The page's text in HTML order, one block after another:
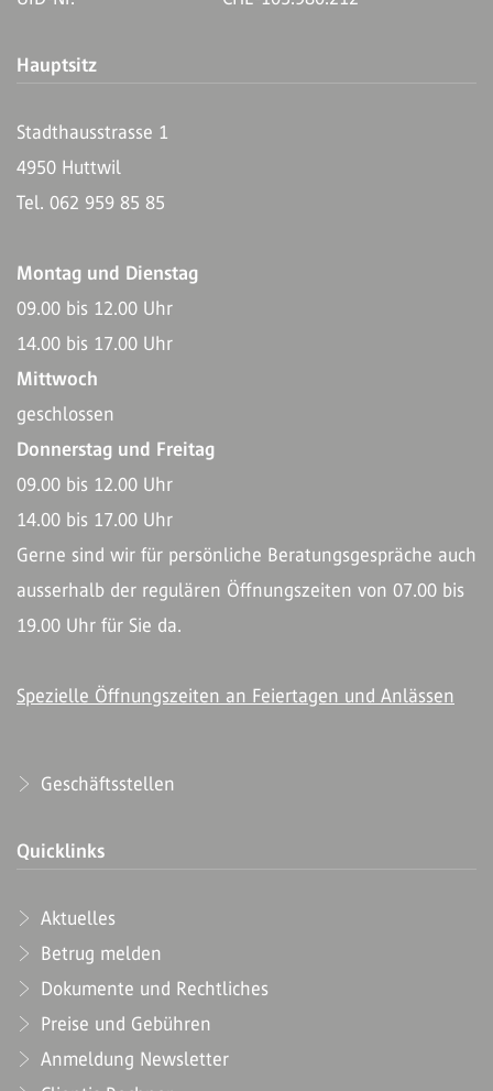
Hauptsitz
Stadthausstrasse 1
4950 Huttwil
Tel. 062 959 85 85
Montag und Dienstag
09.00 bis 12.00 Uhr
14.00 bis 17.00 Uhr
Mittwoch
geschlossen
Donnerstag und Freitag
09.00 bis 12.00 Uhr
14.00 bis 17.00 Uhr
Gerne sind wir für persönliche Beratungsgespräche auch
ausserhalb der regulären Öffnungszeiten von 07.00 bis
19.00 Uhr für Sie da.
Spezielle Öffnungszeiten an Feiertagen und Anlässen
Geschäftsstellen
Quicklinks
Aktuelles
Betrug melden
Dokumente und Rechtliches
Preise und Gebühren
Anmeldung Newsletter